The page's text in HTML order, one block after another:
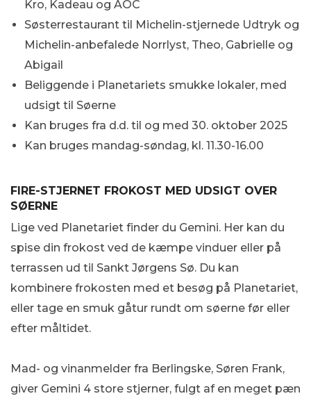
Kro, Kadeau og AOC
Søsterrestaurant til Michelin-stjernede Udtryk og
Michelin-anbefalede Norrlyst, Theo, Gabrielle og
Abigail
Beliggende i Planetariets smukke lokaler, med
udsigt til Søerne
Kan bruges fra d.d. til og med 30. oktober 2025
Kan bruges mandag-søndag, kl. 11.30-16.00
FIRE-STJERNET FROKOST MED UDSIGT OVER
SØERNE
Lige ved Planetariet finder du Gemini. Her kan du
spise din frokost ved de kæmpe vinduer eller på
terrassen ud til Sankt Jørgens Sø. Du kan
kombinere frokosten med et besøg på Planetariet,
eller tage en smuk gåtur rundt om søerne før eller
efter måltidet.
Mad- og vinanmelder fra Berlingske, Søren Frank,
giver Gemini 4 store stjerner, fulgt af en meget pæn